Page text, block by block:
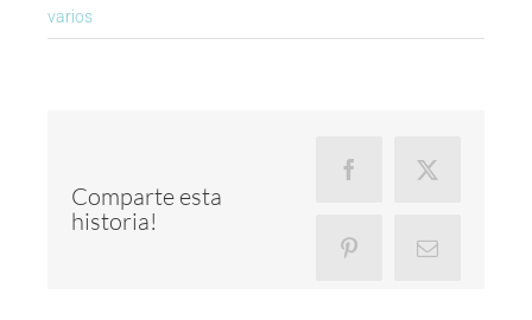
varios
Comparte esta
historia!
FacebookX
PinterestEmail